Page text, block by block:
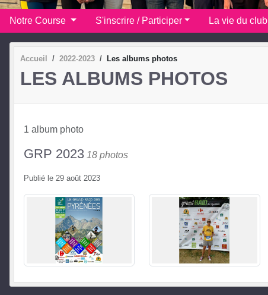
Notre Course S'inscrire / Participer La vie du club
Accueil 2022-2023 Les albums photos
LES ALBUMS PHOTOS
1 album photo
GRP 2023 18 photos
Publié le 29 août 2023